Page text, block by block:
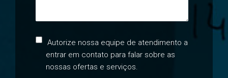
Autorize nossa equipe de atendimento a
entrar em contato para falar sobre as
nossas ofertas e serviços.